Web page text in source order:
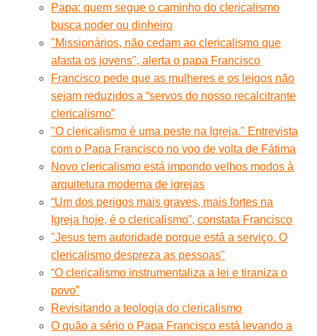
Papa: quem segue o caminho do clericalismo
busca poder ou dinheiro
"Missionários, não cedam ao clericalismo que
afasta os jovens", alerta o papa Francisco
Francisco pede que as mulheres e os leigos não
sejam reduzidos a “servos do nosso recalcitrante
clericalismo”
"O clericalismo é uma peste na Igreja." Entrevista
com o Papa Francisco no voo de volta de Fátima
Novo clericalismo está impondo velhos modos à
arquitetura moderna de igrejas
“Um dos perigos mais graves, mais fortes na
Igreja hoje, é o clericalismo”, constata Francisco
"Jesus tem autoridade porque está a serviço. O
clericalismo despreza as pessoas"
“O clericalismo instrumentaliza a lei e tiraniza o
povo”
Revisitando a teologia do clericalismo
O quão a sério o Papa Francisco está levando a